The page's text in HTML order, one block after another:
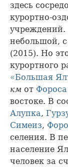
здесь
курортно-
учреждений.
небольшой,
(2015). Но
курортного
«Большая
км от Фороса
востоке. В
Алупка,
Симеиз,
селения. В
население
человек за